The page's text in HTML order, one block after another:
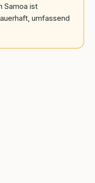
Samoa ist
umfassend